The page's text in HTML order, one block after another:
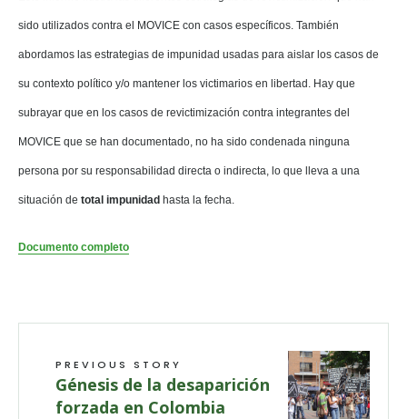
sido utilizados contra el MOVICE con casos específicos. También
abordamos las estrategias de impunidad usadas para aislar los casos de
su contexto político y/o mantener los victimarios en libertad. Hay que
subrayar que en los casos de revictimización contra integrantes del
MOVICE que se han documentado, no ha sido condenada ninguna
persona por su responsabilidad directa o indirecta, lo que lleva a una
situación de total impunidad hasta la fecha.
Documento completo
PREVIOUS STORY
Génesis de la desaparición
forzada en Colombia